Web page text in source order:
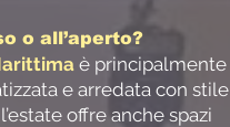
o all’aperto?
è principalmente
e arredata con stile
offre anche spazi